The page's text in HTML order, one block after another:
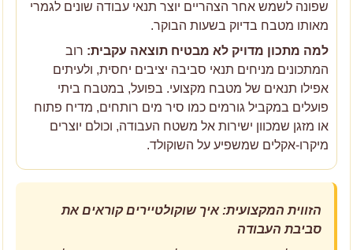
שפונה לשמש אחר הצהריים יוצר תנאי עבודה שונים לגמרי
מאותו מטבח בדיוק בשעות הבוקר.
למה מתכון מדויק לא מבטיח תוצאה עקבית: רוב
המתכונים מניחים תנאי סביבה יציבים יחסית, ולעיתים
אפילו תנאים של מטבח מקצועי. בפועל, במטבח ביתי
פועלים במקביל גורמים כמו סיר מים רותחים, מדיח פתוח
או מזגן שמכוון ישירות אל משטח העבודה, וכולם יוצרים
מיקרו-אקלים שמשפיע על השוקולד.
הזווית המקצועית: איך שוקולטיירים קוראים את
סביבת העבודה